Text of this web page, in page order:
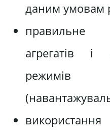
даним умовам
правильне
агрегатів і